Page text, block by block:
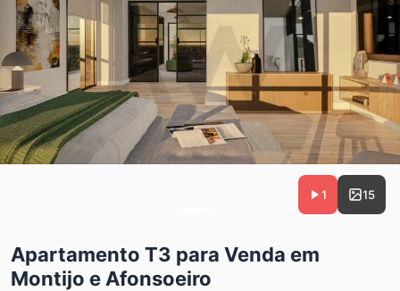
1 15
Apartamento T3 para Venda em
Montijo e Afonsoeiro